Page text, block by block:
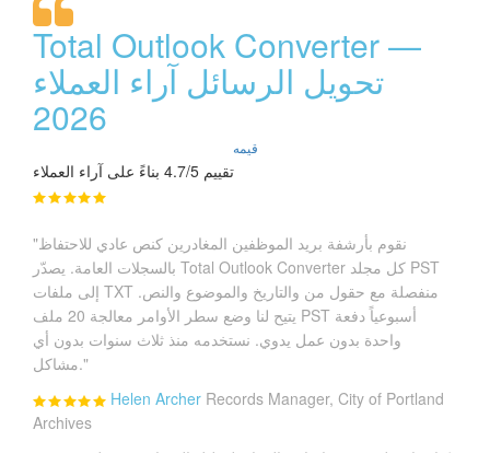
Total Outlook Converter —
تحويل الرسائل آراء العملاء
2026
قيمه
تقييم 4.7/5 بناءً على آراء العملاء
"نقوم بأرشفة بريد الموظفين المغادرين كنص عادي للاحتفاظ
بالسجلات العامة. يصدّر Total Outlook Converter كل مجلد PST
إلى ملفات TXT منفصلة مع حقول من والتاريخ والموضوع والنص.
يتيح لنا وضع سطر الأوامر معالجة 20 ملف PST أسبوعياً دفعة
واحدة بدون عمل يدوي. نستخدمه منذ ثلاث سنوات بدون أي
مشاكل."
Helen Archer Records Manager, City of Portland
Archives